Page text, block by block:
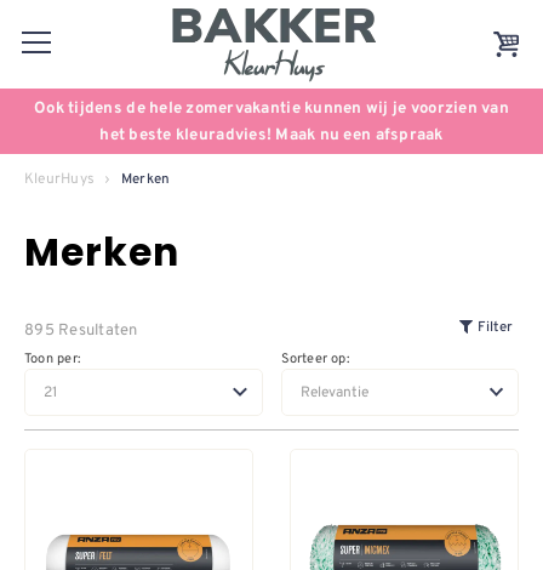
Ook tijdens de hele zomervakantie kunnen wij je voorzien van
het beste kleuradvies! Maak nu een afspraak
KleurHuys Merken
Merken
895 Resultaten Filter
Toon per: Sorteer op: